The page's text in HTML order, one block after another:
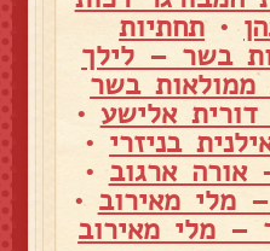
•תחתיות
בשר – לילך
ממולאות בשר
דורית אלישע •
בניזרי •
אורה ארגוב •
מלי מאירוב •
– מלי מאירוב